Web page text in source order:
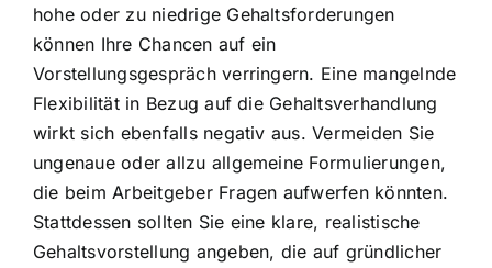
hohe oder zu niedrige Gehaltsforderungen
können Ihre Chancen auf ein
Vorstellungsgespräch verringern. Eine mangelnde
Flexibilität in Bezug auf die Gehaltsverhandlung
wirkt sich ebenfalls negativ aus. Vermeiden Sie
ungenaue oder allzu allgemeine Formulierungen,
die beim Arbeitgeber Fragen aufwerfen könnten.
Stattdessen sollten Sie eine klare, realistische
Gehaltsvorstellung angeben, die auf gründlicher